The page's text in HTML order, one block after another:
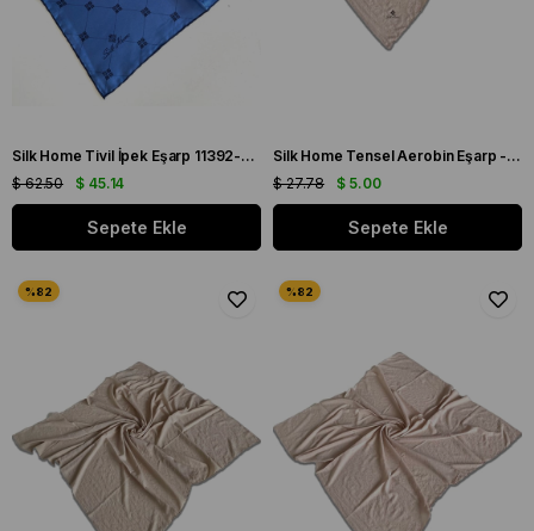
Silk Home Tivil İpek Eşarp 11392-33 Mavi Karışık Desen
$ 45.14
$ 62.50
Sepete Ekle
Silk Home Tensel Aerobin Eşarp - 77001 - 00 Vizon
$ 5.00
$ 27.78
Sepete Ekle